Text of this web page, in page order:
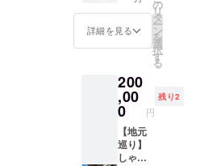
さい ※
イメー
ジで
類は変
更の可
能性が
ありま
す。 ※
クラウ
ドファ
案内し
ます。
2025年
11月
頃 ・
場所：
高畠町
・支援
者様の
交通費
や滞在
費は各
自でご
詳細を見る
の
リ
タ
ー
ン
を
選
択
す
る
200
,00
0 円
残り2
【地元
巡り】
しゃん